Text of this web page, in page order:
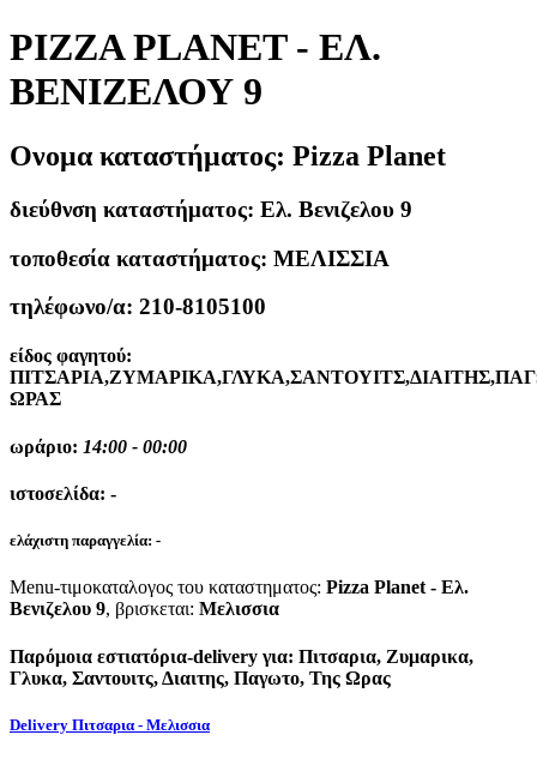
PIZZA PLANET - ΕΛ.
ΒΕΝΙΖΕΛΟΥ 9
Ονομα καταστήματος: Pizza Planet
διεύθνση καταστήματος: Ελ. Βενιζελου 9
τοποθεσία καταστήματος: ΜΕΛΙΣΣΙΑ
τηλέφωνο/α: 210-8105100
είδος φαγητού:
ΩΡΑΣ
ωράριο: 14:00 - 00:00
ιστοσελίδα: -
ελάχιστη παραγγελία: -
Menu-τιμοκαταλογος του καταστηματος: Pizza Planet - Ελ.
Βενιζελου 9, βρισκεται: Μελισσια
Παρόμοια εστιατόρια-delivery για: Πιτσαρια, Ζυμαρικα,
Γλυκα, Σαντουιτς, Διαιτης, Παγωτο, Της Ωρας
Delivery Πιτσαρια - Μελισσια